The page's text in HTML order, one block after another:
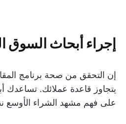
إجراء أبحاث السوق
إن التحقق من صحة برنامج
يتجاوز قاعدة عملائك. تساعدك
على فهم مشهد الشراء الأوسع